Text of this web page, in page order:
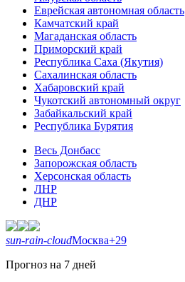
Еврейская автономная область
Камчатский край
Магаданская область
Приморский край
Республика Саха (Якутия)
Сахалинская область
Хабаровский край
Чукотский автономный округ
Забайкальский край
Республика Бурятия
Весь Донбасс
Запорожская область
Херсонская область
ЛНР
ДНР
sun-rain-cloudМосква+29
Прогноз на 7 дней